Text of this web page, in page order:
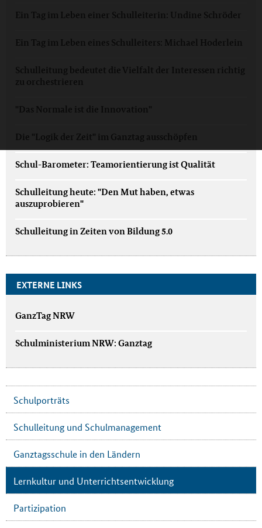
Ein Tag im Leben einer Schulleiterin: Undine Schröder
Ein Tag im Leben eines Schulleiters: Michael Hoderlein
Schulleitung bedeutet die Vielfalt der Interessen richtig
zu orchestrieren
"Das Normale ist die Innovation"
Die "Logik der Zeit" im Ganztag ausschöpfen
Schul-Barometer: Teamorientierung ist Qualität
Schulleitung heute: "Den Mut haben, etwas
auszuprobieren"
Schulleitung in Zeiten von Bildung 5.0
EXTERNE LINKS
GanzTag NRW
Schulministerium NRW: Ganztag
Schulporträts
Schulleitung und Schulmanagement
Ganztagsschule in den Ländern
Lernkultur und Unterrichtsentwicklung
Partizipation